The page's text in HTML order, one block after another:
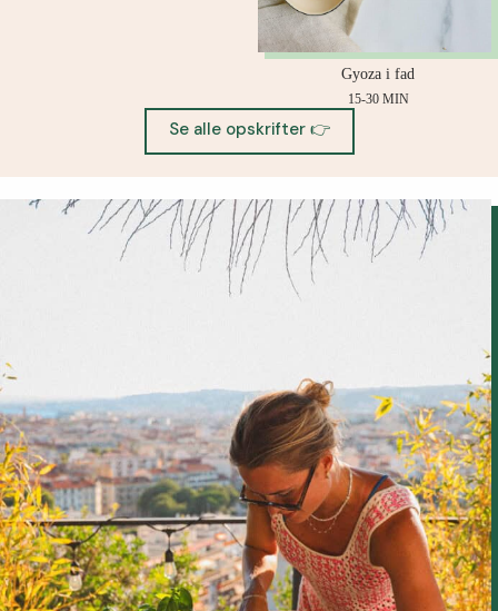
Gyoza i fad
15-30 MIN
Se alle opskrifter 👉